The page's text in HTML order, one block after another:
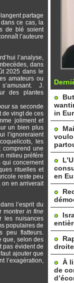
partage
ce cas, la
de blé soient
l’auteure
l’analyse,
, dans
2025 dans le
amateurs ou
J.
des plantes
sa seconde
de vingt de ces
joliment et
un bien plus
l’ignoreraient
les
comprend une
milieu préféré
qui concernent
rituelles et
reste peu
on en arriverait
l’esprit du
montrerin fine
les nuisances
populaires de
peu flatteurs.
que, selon des
pas évident de
ajouter que
l’exagération,
in
en
À
de